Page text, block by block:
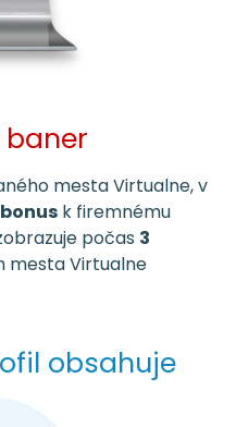
baner
mesta Virtualne, v
k firemnému
počas 3
mesta Virtualne
obsahuje